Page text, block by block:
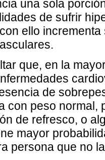
una sola
de sufrir
ello
que, en la
de
con peso normal,
de refresco, o
mayor
persona que no